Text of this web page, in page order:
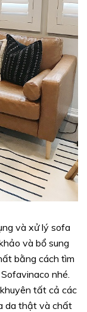
và xử lý sofa
và bổ sung
bằng cách tìm
nhé.
tất cả các
da thật và chất